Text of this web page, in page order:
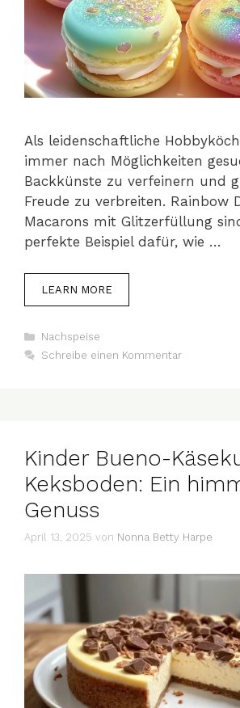
Als leidenschaftliche
immer nach Möglichkeiten
Backkünste zu verfeinern und
Freude zu verbreiten. Rainbow
Macarons mit Glitzerfüllung
perfekte Beispiel dafür, wie …
LEARN MORE
Kategorien
Nachspeise
Schreibe einen Kommentar
Kinder Bueno-
Keksboden: Ein
Genuss
April 13, 2025 von Nonna Betty Harpe